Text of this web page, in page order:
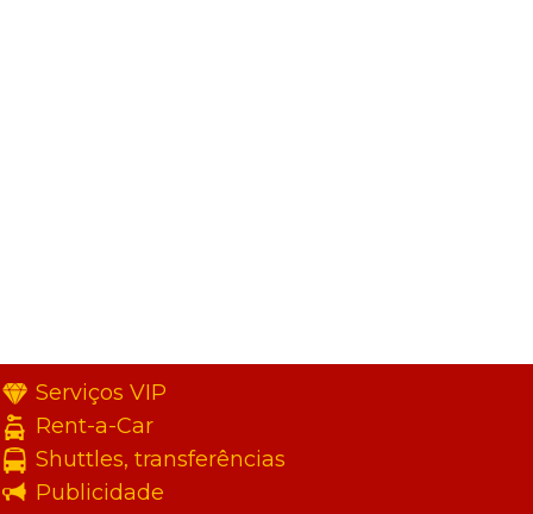
Serviços VIP
Rent-a-Car
Shuttles, transferências
Publicidade